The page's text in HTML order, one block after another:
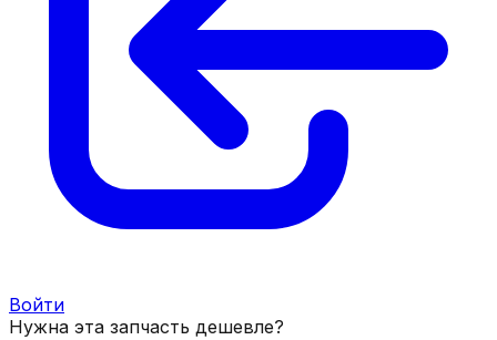
Войти
Нужна эта запчасть дешевле?